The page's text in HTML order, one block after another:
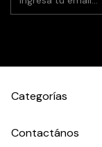
Categorías
Contactános